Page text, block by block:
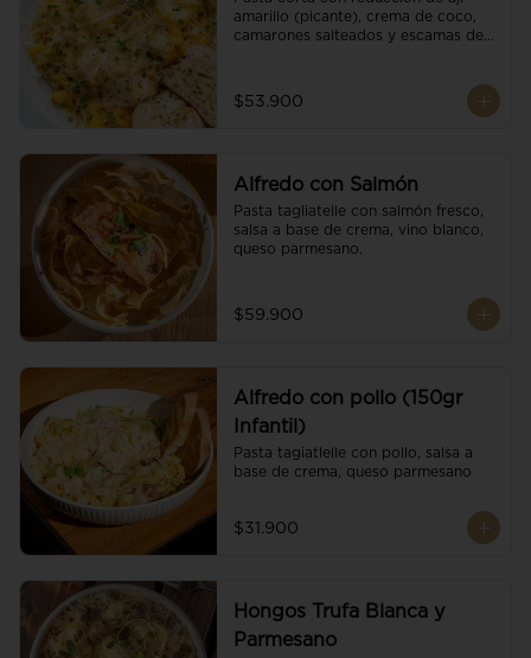
amarillo (picante), crema de coco,
camarones salteados y escamas de
$53.900
Alfredo con Salmón
Pasta tagliatelle con salmón fresco,
salsa a base de crema, vino blanco,
queso parmesano.
$59.900
Alfredo con pollo (150gr
Infantil)
Pasta tagiatlelle con pollo, salsa a
base de crema, queso parmesano
$31.900
Hongos Trufa Blanca y
Parmesano